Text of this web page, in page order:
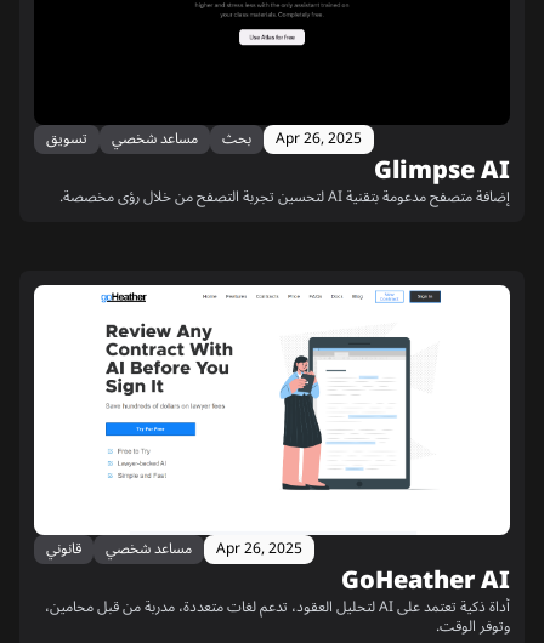
Apr 26, 2025 بحث مساعد شخصي تسويق
Glimpse AI
إضافة متصفح مدعومة بتقنية AI لتحسين تجربة التصفح من خلال رؤى مخصصة.
Apr 26, 2025 مساعد شخصي قانوني
GoHeather AI
أداة ذكية تعتمد على AI لتحليل العقود، تدعم لغات متعددة، مدربة من قبل محامين،
وتوفر الوقت.